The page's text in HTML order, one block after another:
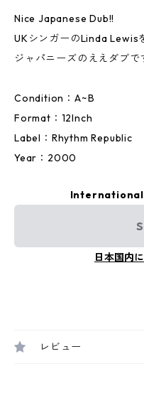
Nice Japanese Dub!!
UKシンガーのLinda Lewis
ジャパニーズのええダブ
Condition：A~B
Format：12Inch
Label：Rhythm Republic
Year：2000
日本国内
レビュー